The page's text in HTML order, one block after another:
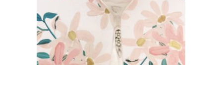
AJOUTER AU PANIER